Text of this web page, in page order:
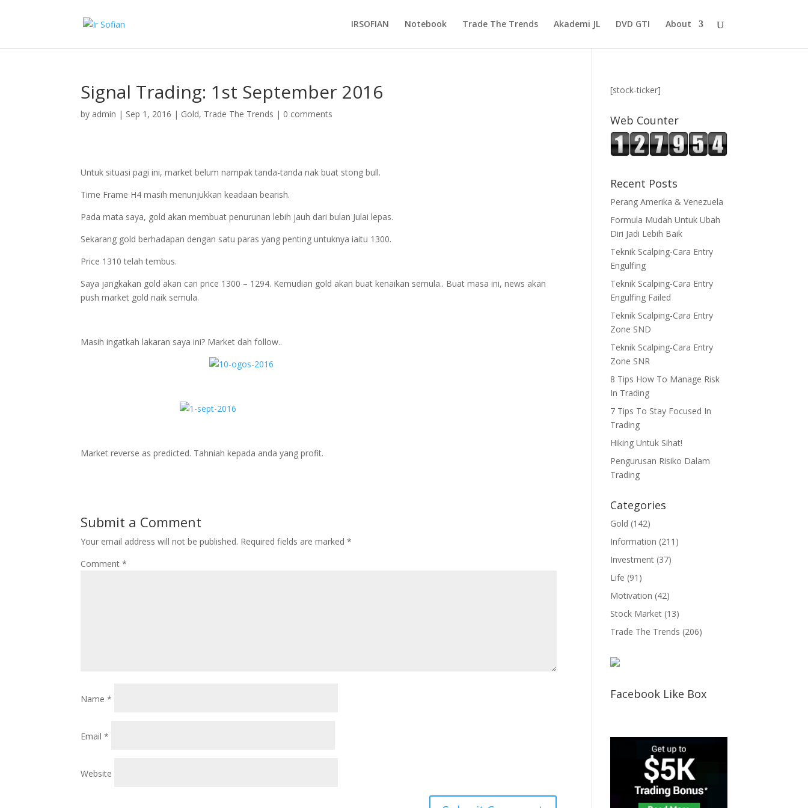
IRSOFIAN Notebook Trade The Trends Akademi JL DVD GTI About
Signal Trading: 1st September 2016
by admin | Sep 1, 2016 | Gold, Trade The Trends | 0 comments
Untuk situasi pagi ini, market belum nampak tanda-tanda nak buat stong bull.
Time Frame H4 masih menunjukkan keadaan bearish.
Pada mata saya, gold akan membuat penurunan lebih jauh dari bulan Julai lepas.
Sekarang gold berhadapan dengan satu paras yang penting untuknya iaitu 1300.
Price 1310 telah tembus.
Saya jangkakan gold akan cari price 1300 – 1294. Kemudian gold akan buat kenaikan semula.. Buat masa ini, news akan
push market gold naik semula.
Masih ingatkah lakaran saya ini? Market dah follow..
Market reverse as predicted. Tahniah kepada anda yang profit.
Submit a Comment
Your email address will not be published. Required fields are marked*
Comment*
Name*
Email*
Website
[stock-ticker]
Web Counter
Recent Posts
Perang Amerika & Venezuela
Formula Mudah Untuk Ubah
Diri Jadi Lebih Baik
Teknik Scalping-Cara Entry
Engulfing
Teknik Scalping-Cara Entry
Engulfing Failed
Teknik Scalping-Cara Entry
Zone SND
Teknik Scalping-Cara Entry
Zone SNR
8 Tips How To Manage Risk
In Trading
7 Tips To Stay Focused In
Trading
Hiking Untuk Sihat!
Pengurusan Risiko Dalam
Trading
Categories
Gold (142)
Information (211)
Investment (37)
Life (91)
Motivation (42)
Stock Market (13)
Trade The Trends (206)
Facebook Like Box